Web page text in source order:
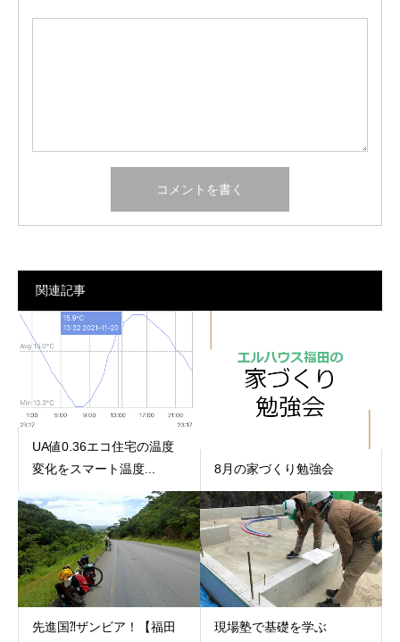
関連記事
UA値0.36エコ住宅の温度
変化をスマート温度...
8月の家づくり勉強会
先進国⁈ザンビア！【福田
現場塾で基礎を学ぶ